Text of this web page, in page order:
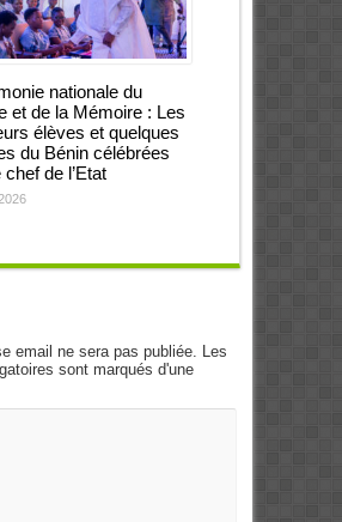
nationale du
et de la Mémoire : Les
élèves et quelques
du Bénin célébrées
chef de l’Etat
email ne sera pas publiée. Les
sont marqués d'une